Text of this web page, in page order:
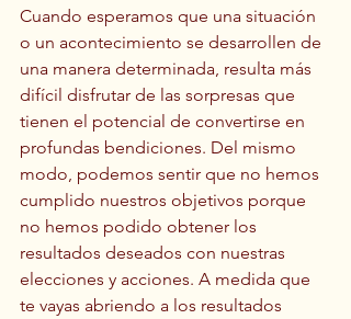
Cuando esperamos que una situación
o un acontecimiento se desarrollen de
una manera determinada, resulta más
difícil disfrutar de las sorpresas que
tienen el potencial de convertirse en
profundas bendiciones. Del mismo
modo, podemos sentir que no hemos
cumplido nuestros objetivos porque
no hemos podido obtener los
resultados deseados con nuestras
elecciones y acciones. A medida que
te vayas abriendo a los resultados